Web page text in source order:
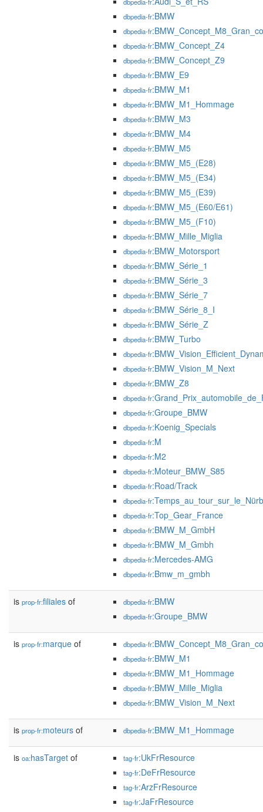
dbpedia-fr:BMW
dbpedia-fr
dbpedia-fr:BMW_Concept_Z4
dbpedia-fr:BMW_Concept_Z9
dbpedia-fr:BMW_E9
dbpedia-fr:BMW_M1
dbpedia-fr:BMW_M1_Hommage
dbpedia-fr:BMW_M3
dbpedia-fr:BMW_M4
dbpedia-fr:BMW_M5
dbpedia-fr:BMW_M5_(E28)
dbpedia-fr:BMW_M5_(E34)
dbpedia-fr:BMW_M5_(E39)
dbpedia-fr:BMW_M5_(E60/E61)
dbpedia-fr:BMW_M5_(F10)
dbpedia-fr:BMW_Mille_Miglia
dbpedia-fr:BMW_Motorsport
dbpedia-fr:BMW_Série_1
dbpedia-fr:BMW_Série_3
dbpedia-fr:BMW_Série_7
dbpedia-fr:BMW_Série_8_I
dbpedia-fr:BMW_Série_Z
dbpedia-fr:BMW_Turbo
dbpedia-fr
dbpedia-fr:BMW_Vision_M_Next
dbpedia-fr:BMW_Z8
dbpedia-fr
dbpedia-fr:Groupe_BMW
dbpedia-fr:Koenig_Specials
dbpedia-fr:M
dbpedia-fr:M2
dbpedia-fr:Moteur_BMW_S85
dbpedia-fr:Road/Track
dbpedia-fr
dbpedia-fr:Top_Gear_France
dbpedia-fr:BMW_M_GmbH
dbpedia-fr:BMW_M_Gmbh
dbpedia-fr:Mercedes-AMG
dbpedia-fr:Bmw_m_gmbh
is prop-fr:filiales of dbpedia-fr:BMW
dbpedia-fr:Groupe_BMW
is prop-fr:marque of dbpedia-fr
dbpedia-fr:BMW_M1
dbpedia-fr:BMW_M1_Hommage
dbpedia-fr:BMW_Mille_Miglia
dbpedia-fr:BMW_Vision_M_Next
is prop-fr:moteurs of dbpedia-fr:BMW_M1_Hommage
is oa:hasTarget of tag-fr:UkFrResource
tag-fr:DeFrResource
tag-fr:ArzFrResource
tag-fr:JaFrResource